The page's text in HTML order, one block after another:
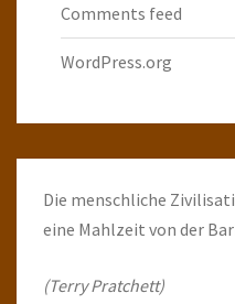
Comments feed
WordPress.org
Die menschliche
eine Mahlzeit von der
(Terry Pratchett)